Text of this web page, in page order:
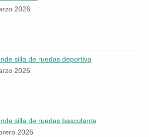
2026
silla de ruedas deportiva
2026
silla de ruedas basculante
2026